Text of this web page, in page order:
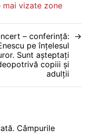
mai vizate zone
– conferință:
pe înțelesul
Sunt așteptați
copiii și
adulții
Câmpurile